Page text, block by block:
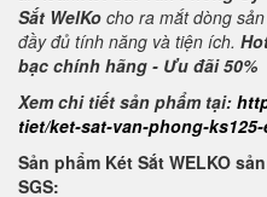
Sắt WelKo cho ra mắt dòng
đầy đủ tính năng và tiện ích.
bạc chính hãng - Ưu đãi 50%
Xem chi tiết sản phẩm tại:
tiet/ket-sat-van-phong-
Sản phẩm Két Sắt WELKO
SGS: